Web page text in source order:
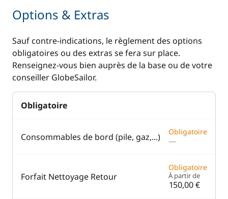
Options & Extras
Sauf contre-indications, le règlement des options
obligatoires ou des extras se fera sur place.
Renseignez-vous bien auprès de la base ou de votre
conseiller GlobeSailor.
Obligatoire
Consommables de bord (pile, gaz,...) Obligatoire
—
Forfait Nettoyage Retour
Obligatoire
À partir de
150,00 €